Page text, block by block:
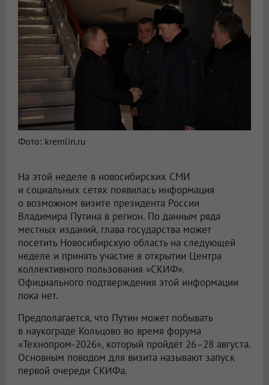
Фото: kremlin.ru
На этой неделе в новосибирских СМИ
и социальных сетях появилась информация
о возможном визите президента России
Владимира Путина в регион. По данным ряда
местных изданий, глава государства может
посетить Новосибирскую область на следующей
неделе и принять участие в открытии Центра
коллективного пользования «СКИФ».
Официального подтверждения этой информации
пока нет.
Предполагается, что Путин может побывать
в наукограде Кольцово во время форума
«Технопром-2026», который пройдёт 26–28 августа.
Основным поводом для визита называют запуск
первой очереди СКИФа.